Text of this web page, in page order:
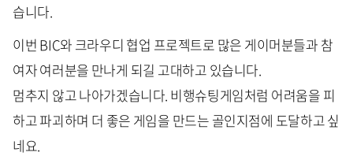
습니다.
이번 BIC와 크라우디 협업 프로젝트로 많은 게이머분들과 참
여자 여러분을 만나게 되길 고대하고 있습니다.
멈추지 않고 나아가겠습니다. 비행슈팅게임처럼 어려움을 피
하고 파괴하며 더 좋은 게임을 만드는 골인지점에 도달하고 싶
네요.